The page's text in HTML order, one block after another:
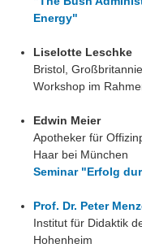
Energy"
Liselotte Leschke
Bristol,
Workshop im
Edwin Meier
Apotheker für
Haar bei München
Seminar "Erfolg
Prof. Dr. Peter
Institut für Didaktik
Hohenheim